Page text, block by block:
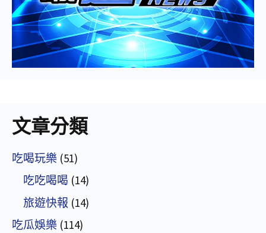
文章分類
吃喝玩樂 (51)
吃吃喝喝 (14)
旅遊快報 (14)
吃瓜娛樂 (114)